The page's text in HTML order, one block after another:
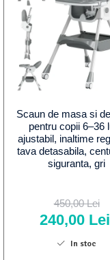
Scaun de masa si
pentru copii 6–36
ajustabil, inaltime
tava detasabila,
siguranta, gri
450,00 Lei
240,00 Lei
In stoc